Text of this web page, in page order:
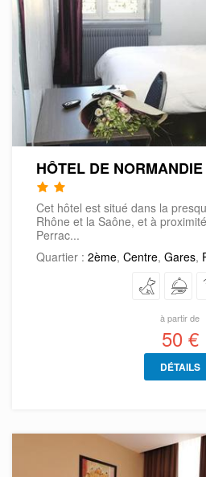
HÔTEL DE NORMANDIE
Cet hôtel est situé dans la
Rhône et la Saône, et à
Perrac...
Quartier : 2ème, Centre, Gares,
à partir de
50 €
DÉTAILS